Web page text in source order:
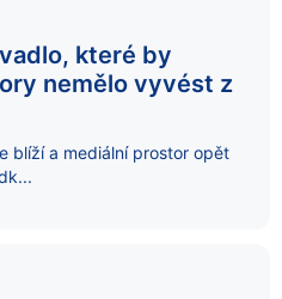
které by
nemělo vyvést z
blíží a mediální prostor opět